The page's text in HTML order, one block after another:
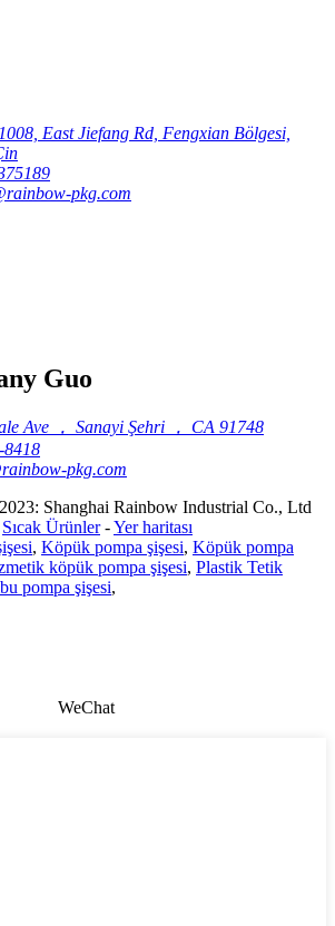
East Jiefang Rd, Fengxian Bölgesi,
pkg.com
Guo
Ave ， Sanayi Şehri ， CA 91748
8418
pkg.com
Shanghai Rainbow Industrial Co., Ltd
Sıcak Ürünler-Yer haritası
, Köpük pompa şişesi, Köpük pompa
köpük pompa şişesi, Plastik Tetik
pompa şişesi,
WeChat